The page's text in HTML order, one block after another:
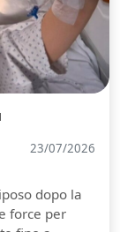
23/07/2026
dopo la
force per